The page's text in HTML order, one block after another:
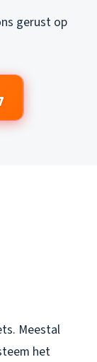
gerust op
Meestal
het